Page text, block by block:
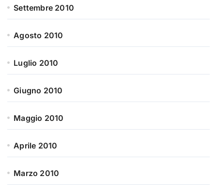
Settembre 2010
Agosto 2010
Luglio 2010
Giugno 2010
Maggio 2010
Aprile 2010
Marzo 2010